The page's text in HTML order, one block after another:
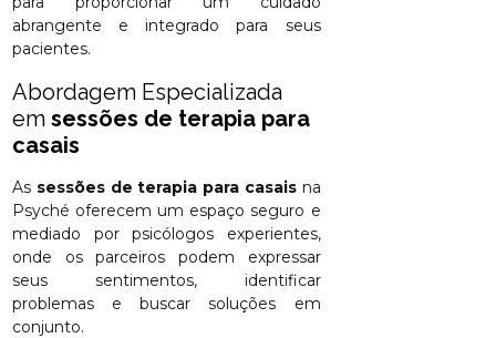
abrangente e integrado para seus
pacientes.
Abordagem Especializada
emsessões de terapia para
casais
As sessões de terapia para casaisna
Psyché oferecem um espaço seguro e
mediado por psicólogos experientes,
onde os parceiros podem expressar
seus sentimentos, identificar
problemas e buscar soluções em
conjunto.